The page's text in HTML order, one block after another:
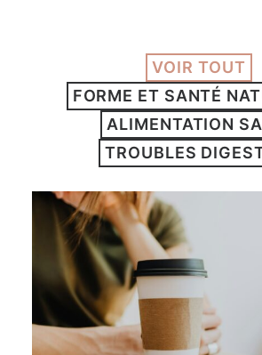
CONFÉRENCES
podcast kinoa
ARTICLES
YOGA
faire le quiz
Recherche
Panier
VOIR TOUT
FORME ET SANTÉ
ALIMENTATION
TROUBLES